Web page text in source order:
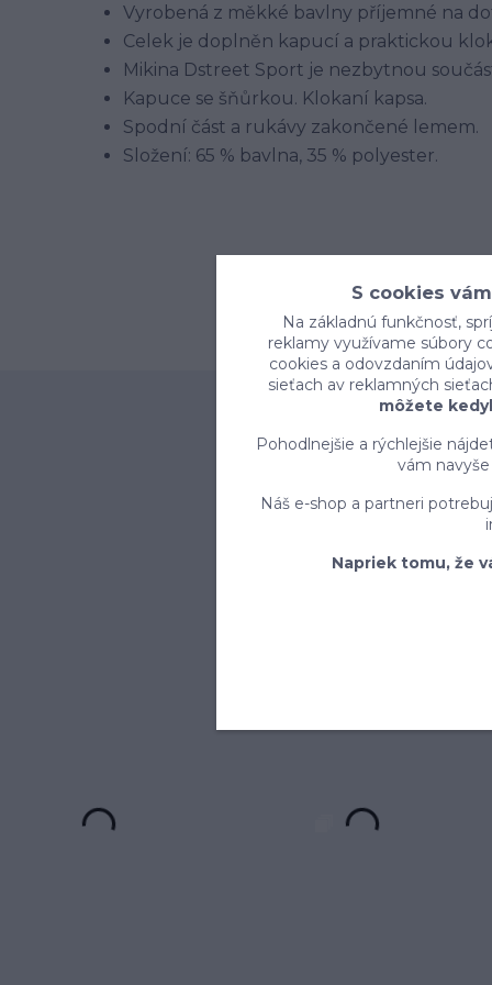
Vyrobená z měkké bavlny příjemné na
Celek je doplněn kapucí a praktickou
Mikina Dstreet Sport je nezbytnou
Kapuce se šňůrkou. Klokaní kapsa.
Spodní část a rukávy zakončené lemem.
Složení: 65 % bavlna, 35 % polyester.
S cookies
Na základnú funkčnosť,
reklamy využívame súbory
cookies a odovzdaním
sieťach av reklamných
môžete
Pohodlnejšie a rýchlejšie
vám
Náš e-shop a partneri
Napriek tomu, že